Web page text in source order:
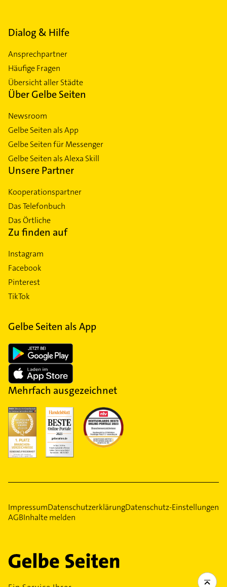
Dialog & Hilfe
Ansprechpartner
Häufige Fragen
Übersicht aller Städte
Über Gelbe Seiten
Newsroom
Gelbe Seiten als App
Gelbe Seiten für Messenger
Gelbe Seiten als Alexa Skill
Unsere Partner
Kooperationspartner
Das Telefonbuch
Das Örtliche
Zu finden auf
Instagram
Facebook
Pinterest
TikTok
Gelbe Seiten als App
Mehrfach ausgezeichnet
ImpressumDatenschutzerklärungDatenschutz-Einstellungen
AGBInhalte melden